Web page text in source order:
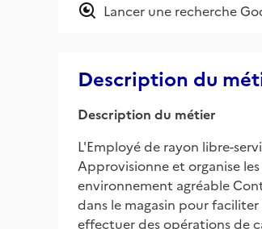
Lancer une recherche
Description du
Description du métier
L'Employé de rayon libre-
Approvisionne et organise
environnement agréable
dans le magasin pour
effectuer des opérations de